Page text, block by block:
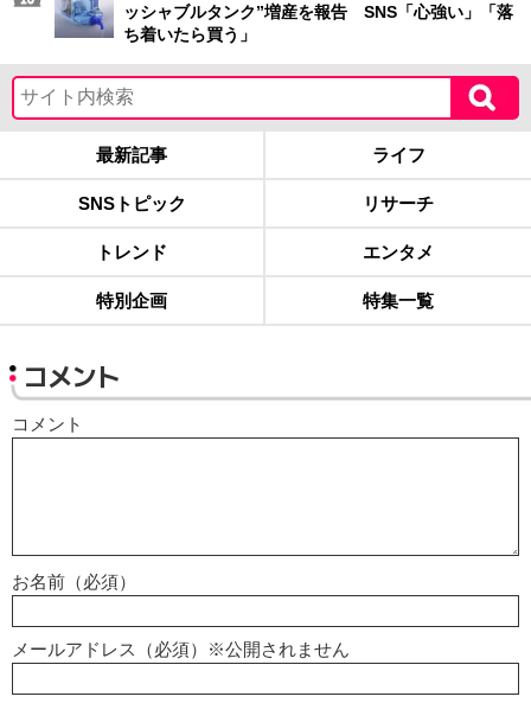
ッシャブルタンク”増産を報告 SNS「心強い」「落
ち着いたら買う」
最新記事 ライフ
SNSトピック リサーチ
トレンド エンタメ
特別企画 特集一覧
コメント
コメント
お名前（必須）
メールアドレス（必須）※公開されません